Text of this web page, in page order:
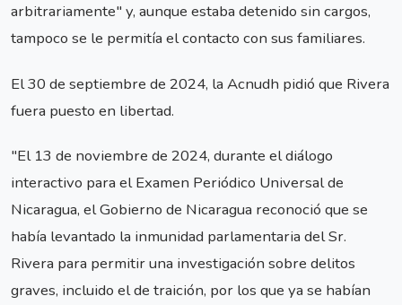
arbitrariamente" y, aunque estaba detenido sin cargos,
tampoco se le permitía el contacto con sus familiares.
El 30 de septiembre de 2024, la Acnudh pidió que Rivera
fuera puesto en libertad.
"El 13 de noviembre de 2024, durante el diálogo
interactivo para el Examen Periódico Universal de
Nicaragua, el Gobierno de Nicaragua reconoció que se
había levantado la inmunidad parlamentaria del Sr.
Rivera para permitir una investigación sobre delitos
graves, incluido el de traición, por los que ya se habían